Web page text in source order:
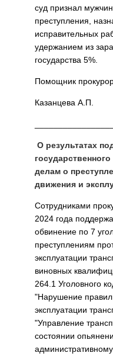
суд признал
преступления,
исправительных
удержанием из
государства 5%.
Помощник
Казанцева А.П.
О результатах
делам о
движения и
Сотрудниками
2024 года
обвинение по 7
преступлениям
эксплуатации
виновных
264.1 Уголовного
"Нарушение
эксплуатации
"Управление
состоянии